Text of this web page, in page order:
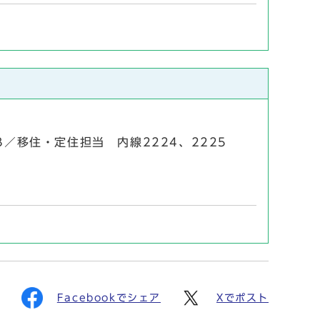
移住・定住担当 内線2224、2225
Facebookでシェア Xでポスト